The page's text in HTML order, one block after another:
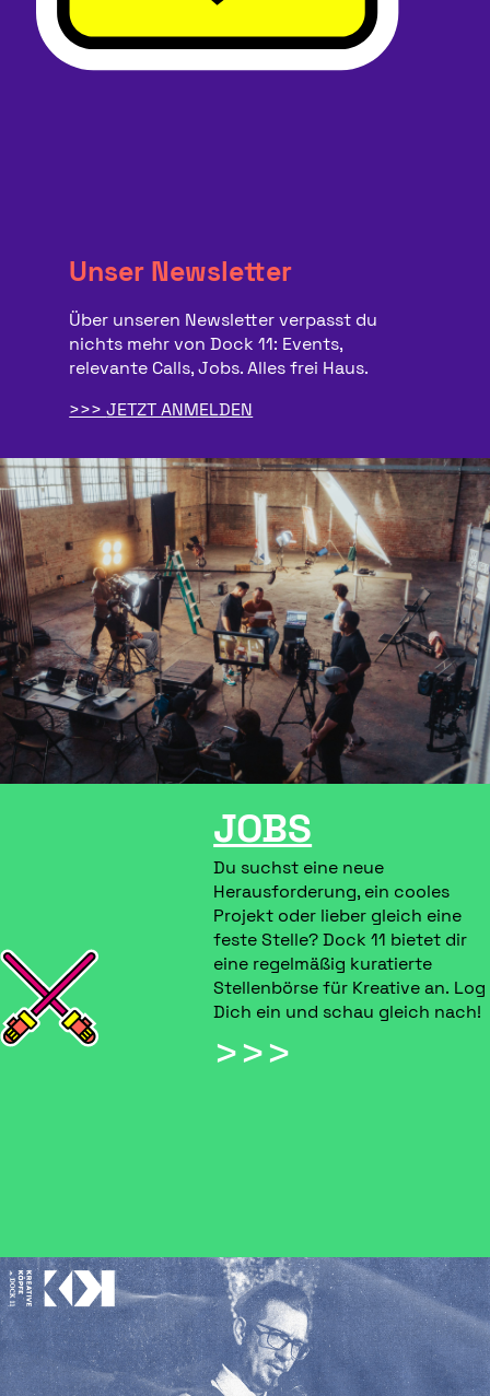
Unser Newsletter
Über unseren Newsletter verpasst du
nichts mehr von Dock 11: Events,
relevante Calls, Jobs. Alles frei Haus.
JETZT ANMELDEN
JOBS
Du suchst eine neue
Herausforderung, ein cooles
Projekt oder lieber gleich eine
feste Stelle? Dock 11 bietet dir
eine regelmäßig kuratierte
Stellenbörse für Kreative an. Log
Dich ein und schau gleich nach!
>>>